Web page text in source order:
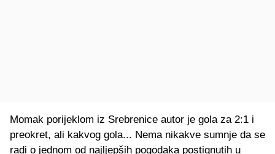
Momak porijeklom iz Srebrenice autor je gola za 2:1 i
preokret, ali kakvog gola... Nema nikakve sumnje da se
radi o jednom od najljepših pogodaka postignutih u